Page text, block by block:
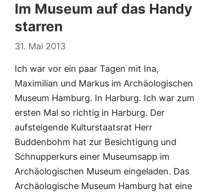
Im Museum auf das Handy
starren
31. Mai 2013
Ich war vor ein paar Tagen mit Ina,
Maximilian und Markus im Archäologischen
Museum Hamburg. In Harburg. Ich war zum
ersten Mal so richtig in Harburg. Der
aufsteigende Kulturstaatsrat Herr
Buddenbohm hat zur Besichtigung und
Schnupperkurs einer Museumsapp im
Archäologischen Museum eingeladen. Das
Archäologische Museum Hamburg hat eine